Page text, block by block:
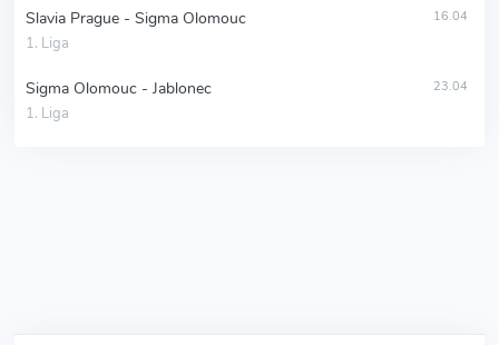
Slavia Prague - Sigma Olomouc
1. Liga
16.04
Sigma Olomouc - Jablonec
1. Liga
23.04